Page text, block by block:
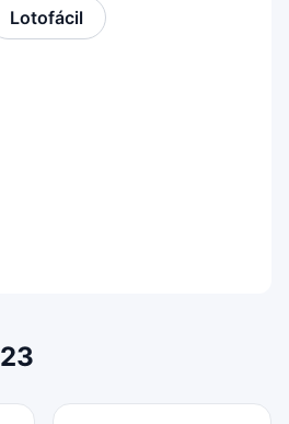
Lotofácil